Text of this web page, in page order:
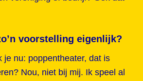
voorstelling eigenlijk?
je nu: poppentheater, dat is
Nou, niet bij mij. Ik speel al